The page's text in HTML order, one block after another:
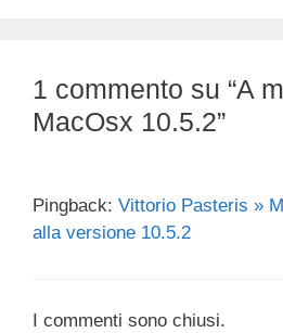
1 commento su “A
MacOsx 10.5.2”
Pingback: Vittorio Pasteris »
alla versione 10.5.2
I commenti sono chiusi.